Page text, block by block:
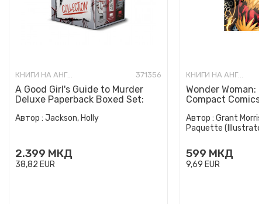
КНИГИ НА АНГЛИСКИ ЈАЗИК 371356
A Good Girl's Guide to Murder
Deluxe Paperback Boxed Set:
Автор : Jackson, Holly
2.399 МКД
38,82 EUR
КНИГИ НА АНГЛИСКИ ЈАЗИК
Wonder Woman:
Compact
Автор : Grant
Paquette
599 МКД
9,69 EUR